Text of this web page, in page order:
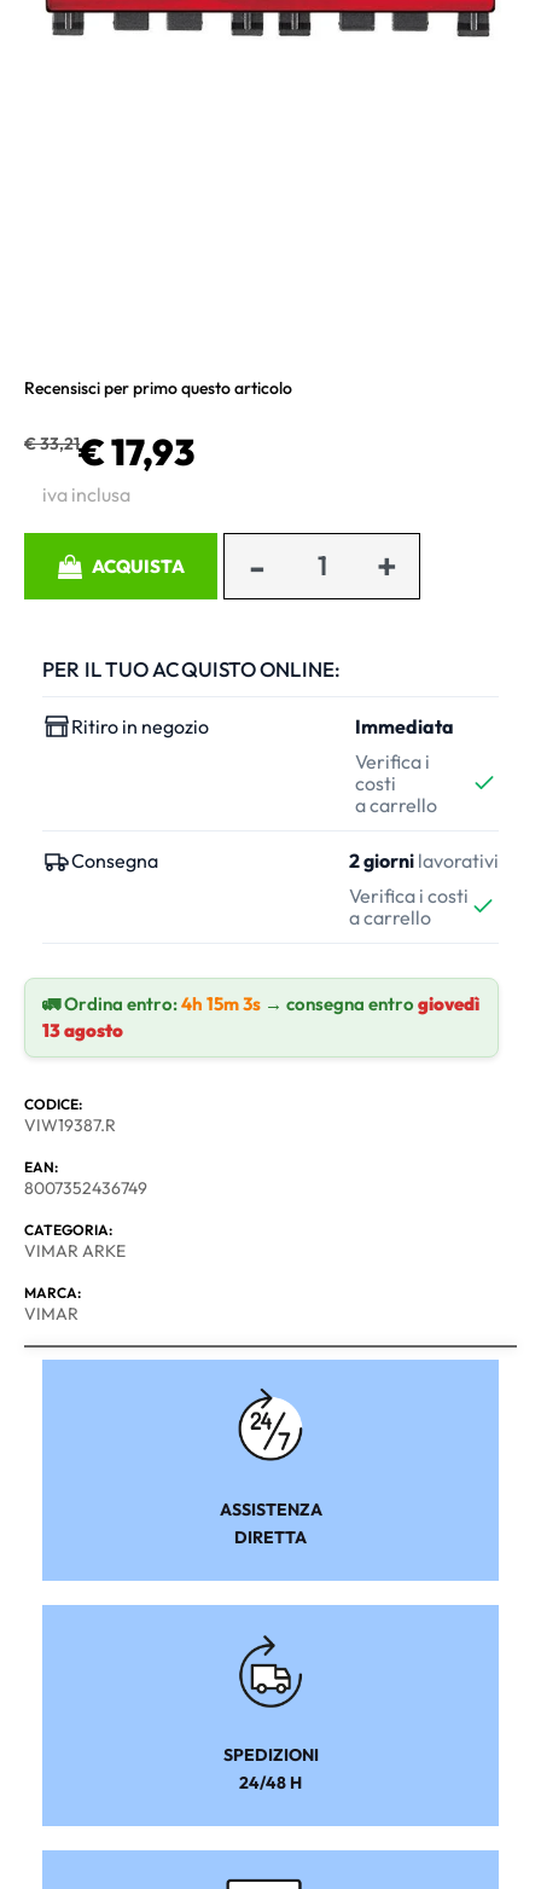
Recensisci per primo questo articolo
€ 33,21€ 17,93
iva inclusa
ACQUISTA
PER IL TUO ACQUISTO ONLINE:
Ritiro in negozio
Immediata
Verifica i
costi
a carrello
Consegna 2 giorni lavorativi
Verifica i costi
a carrello
🚛 Ordina entro:4h 15m 3s → consegna entrogiovedì
13 agosto
CODICE:
VIW19387.R
EAN:
8007352436749
CATEGORIA:
VIMAR ARKE
MARCA:
VIMAR
ASSISTENZA
DIRETTA
SPEDIZIONI
24/48 H